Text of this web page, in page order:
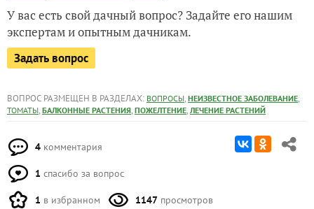
У вас есть свой дачный вопрос? Задайте его нашим
экспертам и опытным дачникам.
Задать вопрос
ВОПРОС РАЗМЕЩЕН В РАЗДЕЛАХ: ВОПРОСЫ, НЕИЗВЕСТНОЕ ЗАБОЛЕВАНИЕ,
ТОМАТЫ, БАЛКОННЫЕ РАСТЕНИЯ, ПОЖЕЛТЕНИЕ, ЛЕЧЕНИЕ РАСТЕНИЙ
4 комментария
1 спасибо за вопрос
1 в избранном 1147 просмотров